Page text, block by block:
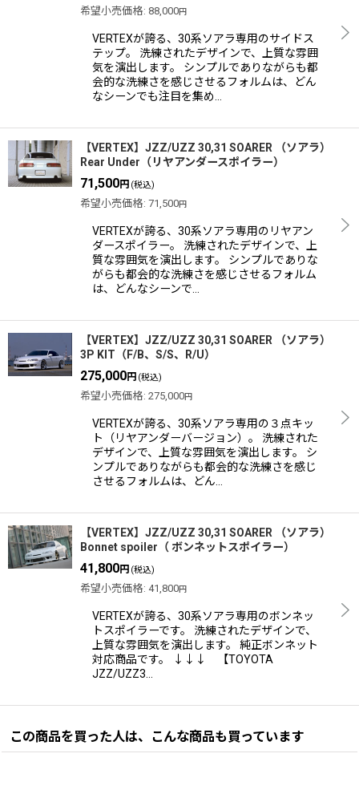
希望小売価格: 88,000円
VERTEXが誇る、30系ソアラ専用のサイドス
テップ。 洗練されたデザインで、上質な雰囲
気を演出します。 シンプルでありながらも都
会的な洗練さを感じさせるフォルムは、どん
なシーンでも注目を集め…
【VERTEX】JZZ/UZZ 30,31 SOARER （ソアラ）
Rear Under（リヤアンダースポイラー）
71,500円 (税込)
希望小売価格: 71,500円
VERTEXが誇る、30系ソアラ専用のリヤアン
ダースポイラー。 洗練されたデザインで、上
質な雰囲気を演出します。 シンプルでありな
がらも都会的な洗練さを感じさせるフォルム
は、どんなシーンで…
【VERTEX】JZZ/UZZ 30,31 SOARER （ソアラ）
3P KIT（F/B、S/S、R/U）
275,000円 (税込)
希望小売価格: 275,000円
VERTEXが誇る、30系ソアラ専用の３点キッ
ト（リヤアンダーバージョン）。 洗練された
デザインで、上質な雰囲気を演出します。 シ
ンプルでありながらも都会的な洗練さを感じ
させるフォルムは、どん…
【VERTEX】JZZ/UZZ 30,31 SOARER （ソアラ）
Bonnet spoiler（ ボンネットスポイラー）
41,800円 (税込)
希望小売価格: 41,800円
VERTEXが誇る、30系ソアラ専用のボンネッ
トスポイラーです。 洗練されたデザインで、
上質な雰囲気を演出します。 純正ボンネット
対応商品です。 ↓↓↓ 【TOYOTA
JZZ/UZZ3…
この商品を買った人は、こんな商品も買っています